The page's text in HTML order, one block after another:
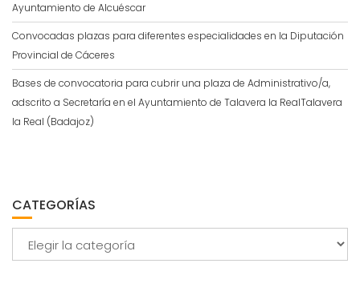
Ayuntamiento de Alcuéscar
Convocadas plazas para diferentes especialidades en la Diputación
Provincial de Cáceres
Bases de convocatoria para cubrir una plaza de Administrativo/a,
adscrito a Secretaría en el Ayuntamiento de Talavera la RealTalavera
la Real (Badajoz)
CATEGORÍAS